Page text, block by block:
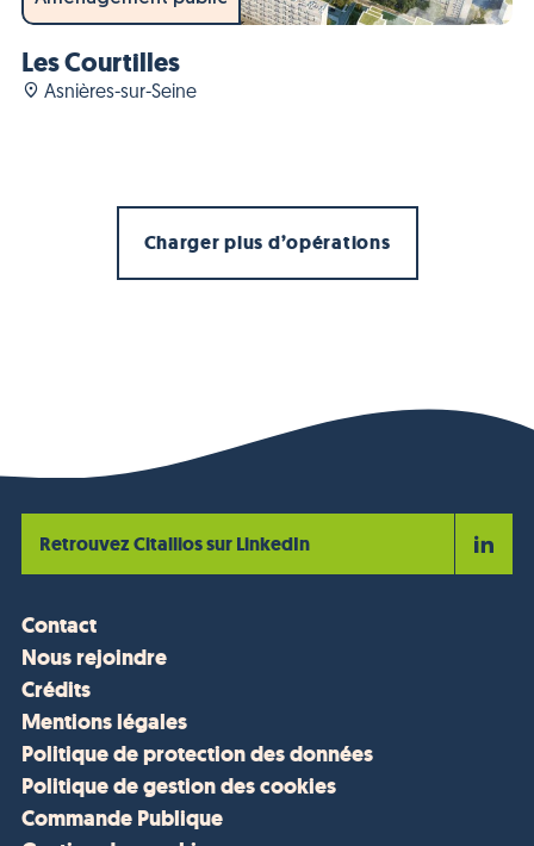
Les Courtilles
Asnières-sur-Seine
Charger plus d’opérations
Politique de protection des données
Politique de gestion des cookies
Commande Publique
Contact
Nous rejoindre
Crédits
Mentions légales
Retrouvez Citallios sur LinkedIn